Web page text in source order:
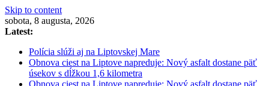
Skip to content
sobota, 8 augusta, 2026
Latest:
Polícia slúži aj na Liptovskej Mare
Obnova ciest na Liptove napreduje: Nový asfalt dostane päť
úsekov s dĺžkou 1,6 kilometra
Obnova ciest na Liptove napreduje: Nový asfalt dostane päť